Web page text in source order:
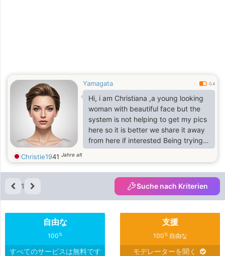
Yamagata 0.4
Hi, i am Christiana ,a young looking
woman with beautiful face but the
system is not helping to get my pics
here so it is better we share it away
from here if interested Being trying
to get myself here but since i am not
familiar with this things making it
quite hard for me.. and never
married but been through couple of
bad relationship which i do not want
to meet someone who knows what
he is looking forI am a mixed race of
European and American
Christie1941 Jahre alt
1 Suche nach Kriterien
自由な
100%
すべてのサービスは無料です
支援
100%自由な
モデレーターを聞く